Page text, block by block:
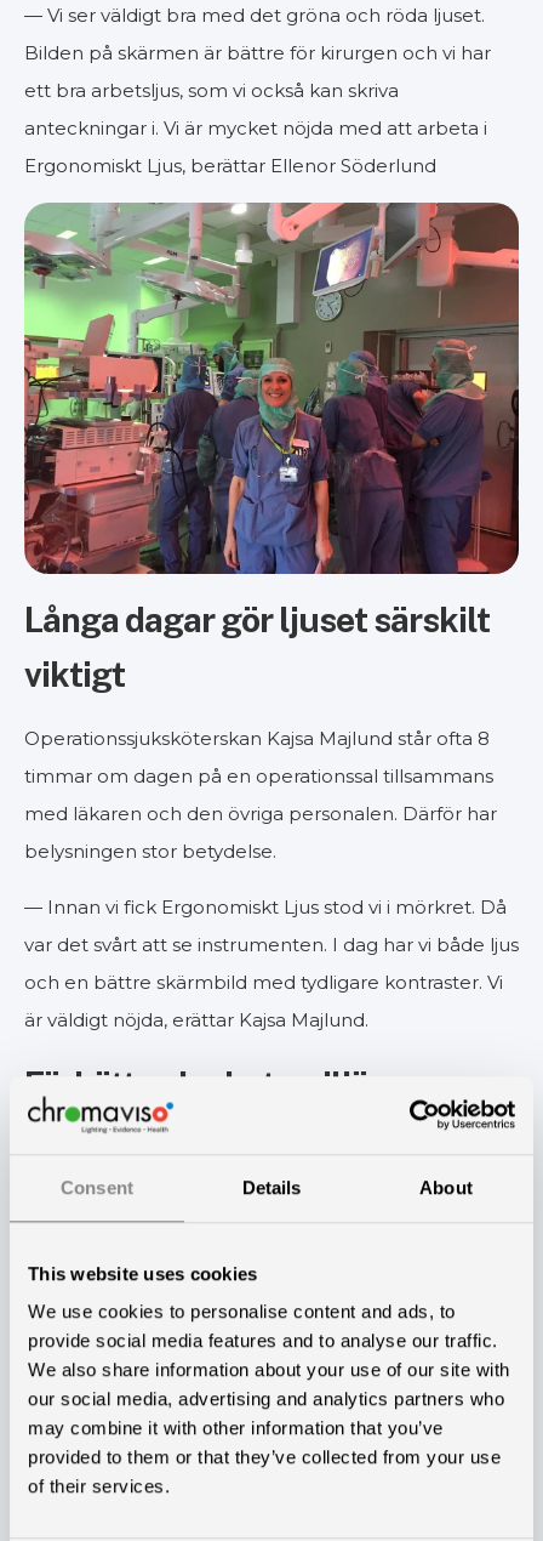
Consent Details About
This website uses cookies
We use cookies to personalise content and ads, to
provide social media features and to analyse our traffic.
We also share information about your use of our site with
our social media, advertising and analytics partners who
may combine it with other information that you’ve
provided to them or that they’ve collected from your use
of their services.
— Vi ser väldigt bra med det gröna och röda ljuset.
Bilden på skärmen är bättre för kirurgen och vi har
ett bra arbetsljus, som vi också kan skriva
anteckningar i. Vi är mycket nöjda med att arbeta i
Ergonomiskt Ljus, berättar Ellenor Söderlund
Långa dagar gör ljuset särskilt
viktigt
Operationssjuksköterskan Kajsa Majlund står ofta 8
timmar om dagen på en operationssal tillsammans
med läkaren och den övriga personalen. Därför har
belysningen stor betydelse.
— Innan vi fick Ergonomiskt Ljus stod vi i mörkret. Då
var det svårt att se instrumenten. I dag har vi både ljus
och en bättre skärmbild med tydligare kontraster. Vi
är väldigt nöjda, erättar Kajsa Majlund.
Förbättrad arbetsmiljö
sedan 2006 och i dag finns det över 700 installationer
runt om i Skandinavien. Ljuskonceptet kännetecknas
för både arbetsmiljö, kvalitet och säkerhet.
— Vi blir mindre trötta i ögonen – jag känner mig inte
så ansträngd. Det är en stor förbättring för oss, och
vår arbetsmiljö har blivit mycket bättre. Vi tycker